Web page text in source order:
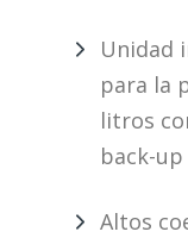
Unidad
para la
litros
back-up
Altos